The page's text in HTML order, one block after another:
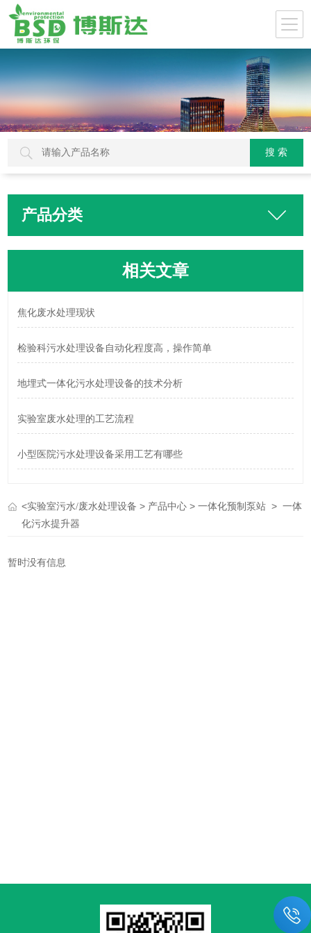
产品分类
相关文章
焦化废水处理现状
检验科污水处理设备自动化程度高，操作简单
地埋式一体化污水处理设备的技术分析
实验室废水处理的工艺流程
小型医院污水处理设备采用工艺有哪些
<实验室污水/废水处理设备 > 产品中心 >一体化预制泵站 >一体
化污水提升器
暂时没有信息